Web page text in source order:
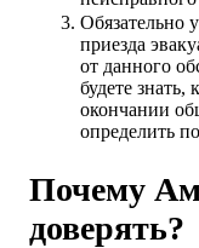
Обязательно
приезда
от данного
будете знать,
окончании
определить
Почему
доверять?